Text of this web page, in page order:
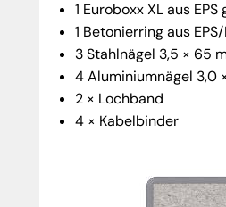
1 Euroboxx XL aus
1 Betonierring aus
3 Stahlnägel 3,5 × 65
4 Aluminiumnägel 3,0
2 × Lochband
4 × Kabelbinder